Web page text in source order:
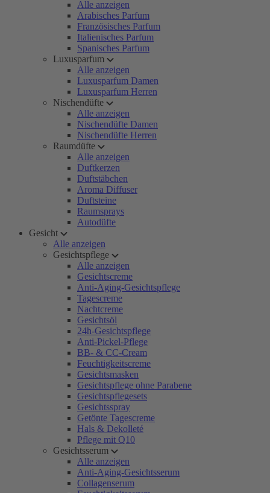
Alle anzeigen
Arabisches Parfum
Französisches Parfum
Italienisches Parfum
Spanisches Parfum
Luxusparfum
Alle anzeigen
Luxusparfum Damen
Luxusparfum Herren
Nischendüfte
Alle anzeigen
Nischendüfte Damen
Nischendüfte Herren
Raumdüfte
Alle anzeigen
Duftkerzen
Duftstäbchen
Aroma Diffuser
Duftsteine
Raumsprays
Autodüfte
Gesicht
Alle anzeigen
Gesichtspflege
Alle anzeigen
Gesichtscreme
Anti-Aging-Gesichtspflege
Tagescreme
Nachtcreme
Gesichtsöl
24h-Gesichtspflege
Anti-Pickel-Pflege
BB- & CC-Cream
Feuchtigkeitscreme
Gesichtsmasken
Gesichtspflege ohne Parabene
Gesichtspflegesets
Gesichtsspray
Getönte Tagescreme
Hals & Dekolleté
Pflege mit Q10
Gesichtsserum
Alle anzeigen
Anti-Aging-Gesichtsserum
Collagenserum